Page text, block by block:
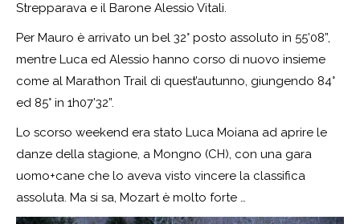
Strepparava e il Barone Alessio Vitali.
Per Mauro è arrivato un bel 32° posto assoluto in 55’08”,
mentre Luca ed Alessio hanno corso di nuovo insieme
come al Marathon Trail di quest’autunno, giungendo 84°
ed 85° in 1h07’32”.
Lo scorso weekend era stato Luca Moiana ad aprire le
danze della stagione, a Mongno (CH), con una gara
uomo+cane che lo aveva visto vincere la classifica
assoluta. Ma si sa, Mozart è molto forte …